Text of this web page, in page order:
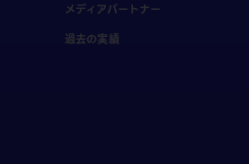
メディアパートナー
過去の実績